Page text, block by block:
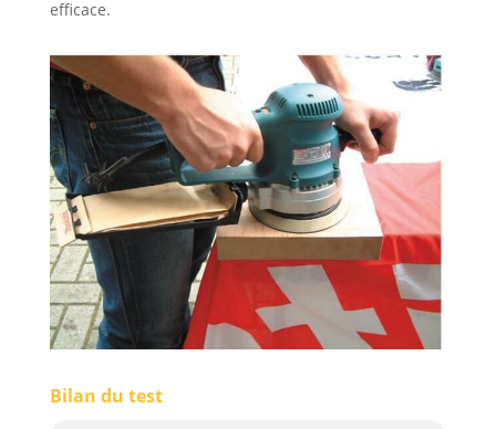
efficace.
Bilan du test